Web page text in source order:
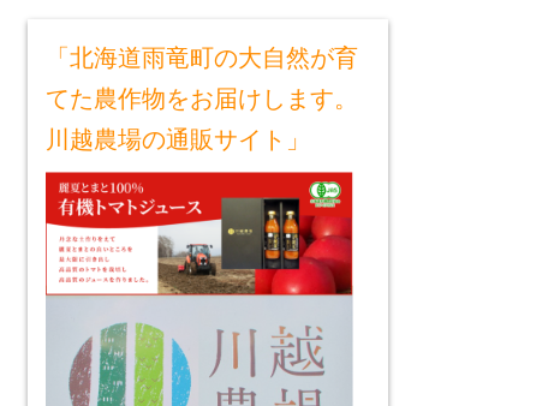
「北海道雨竜町の大自然が育
てた農作物をお届けします。
川越農場の通販サイト」